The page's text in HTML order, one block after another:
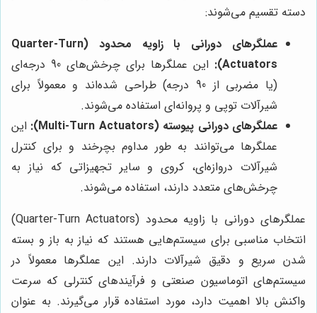
دسته تقسیم می‌شوند:
عملگرهای دورانی با زاویه محدود (Quarter-Turn
Actuators):
این عملگرها برای چرخش‌های 90 درجه‌ای
(یا مضربی از 90 درجه) طراحی شده‌اند و معمولاً برای
شیرآلات توپی و پروانه‌ای استفاده می‌شوند.
عملگرهای دورانی پیوسته (Multi-Turn Actuators):
این
عملگرها می‌توانند به طور مداوم بچرخند و برای کنترل
شیرآلات دروازه‌ای، کروی و سایر تجهیزاتی که نیاز به
چرخش‌های متعدد دارند، استفاده می‌شوند.
عملگرهای دورانی با زاویه محدود (Quarter-Turn Actuators)
انتخاب مناسبی برای سیستم‌هایی هستند که نیاز به باز و بسته
شدن سریع و دقیق شیرآلات دارند. این عملگرها معمولاً در
سیستم‌های اتوماسیون صنعتی و فرآیندهای کنترلی که سرعت
واکنش بالا اهمیت دارد، مورد استفاده قرار می‌گیرند. به عنوان